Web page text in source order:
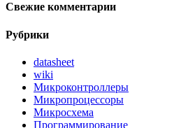
Свежие комментарии
Рубрики
datasheet
wiki
Микроконтроллеры
Микропроцессоры
Микросхема
Программирование